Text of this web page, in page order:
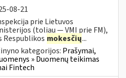
08-21
prie Lietuvos
(toliau — VMI prie FM),
Respublikos mokesčių...
kategorijos: Prašymai,
» Duomenų teikimas
Fintech